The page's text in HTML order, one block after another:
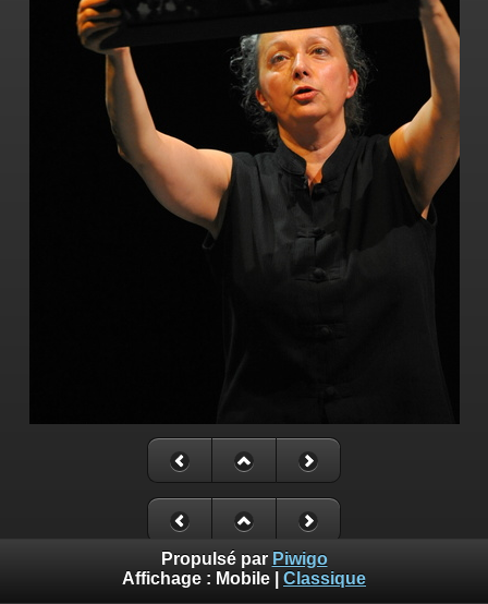
Propulsé par Piwigo
Affichage : Mobile Classique